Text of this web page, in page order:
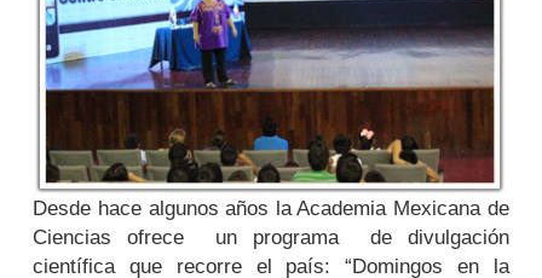
Desde hace algunos años la Academia Mexicana de
Ciencias ofrece un programa de divulgación
científica que recorre el país: “Domingos en la